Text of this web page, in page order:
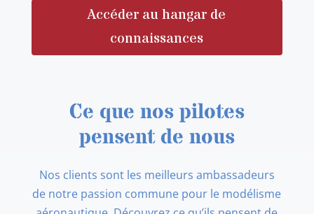
Accéder au hangar de
connaissances
Ce que nos pilotes
pensent de nous
Nos clients sont les meilleurs ambassadeurs
de notre passion commune pour le modélisme